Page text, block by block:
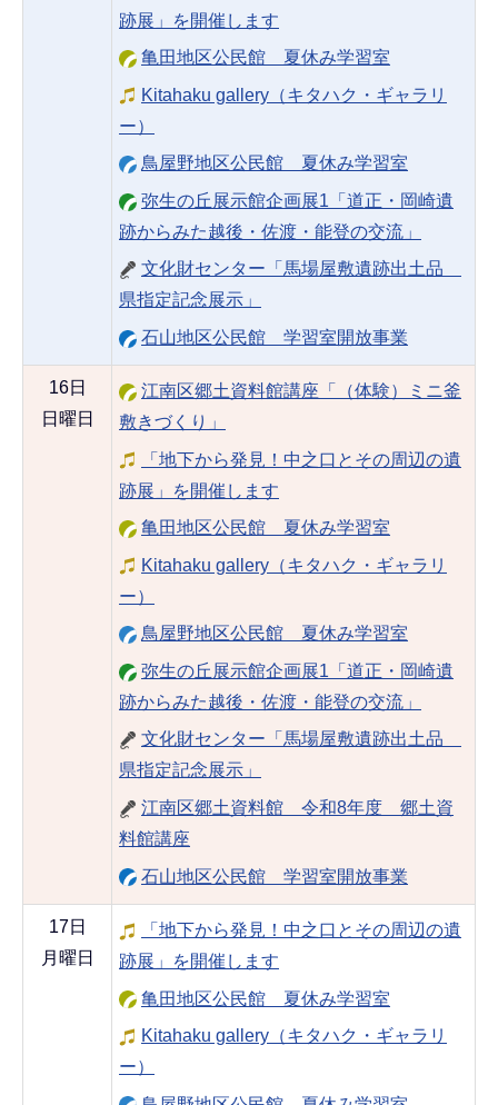
跡展」を開催します
亀田地区公民館 夏休み学習室
Kitahaku gallery（キタハク・ギャラリ
ー）
鳥屋野地区公民館 夏休み学習室
弥生の丘展示館企画展1「道正・岡崎遺
跡からみた越後・佐渡・能登の交流」
文化財センター「馬場屋敷遺跡出土品
県指定記念展示」
石山地区公民館 学習室開放事業
16日
日曜日
江南区郷土資料館講座「（体験）ミニ釜
敷きづくり」
「地下から発見！中之口とその周辺の遺
跡展」を開催します
亀田地区公民館 夏休み学習室
Kitahaku gallery（キタハク・ギャラリ
ー）
鳥屋野地区公民館 夏休み学習室
弥生の丘展示館企画展1「道正・岡崎遺
跡からみた越後・佐渡・能登の交流」
文化財センター「馬場屋敷遺跡出土品
県指定記念展示」
江南区郷土資料館 令和8年度 郷土資
料館講座
石山地区公民館 学習室開放事業
17日
月曜日
「地下から発見！中之口とその周辺の遺
跡展」を開催します
亀田地区公民館 夏休み学習室
Kitahaku gallery（キタハク・ギャラリ
ー）